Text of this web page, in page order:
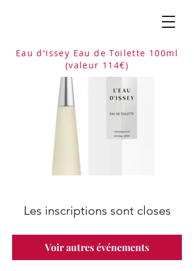
Eau d'Issey Eau de Toilette 100ml
(valeur 114€)
Les inscriptions sont closes
Voir autres événements